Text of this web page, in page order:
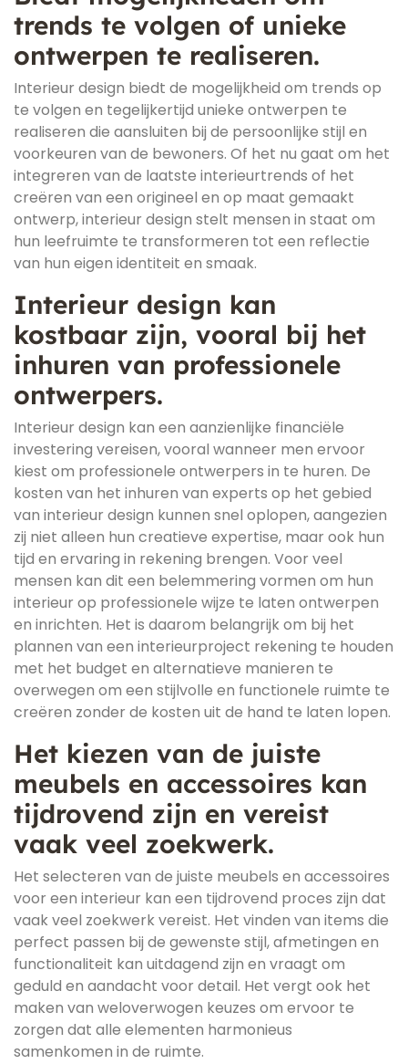
trends te volgen of unieke
ontwerpen te realiseren.
Interieur design biedt de mogelijkheid om trends op
te volgen en tegelijkertijd unieke ontwerpen te
realiseren die aansluiten bij de persoonlijke stijl en
voorkeuren van de bewoners. Of het nu gaat om het
integreren van de laatste interieurtrends of het
creëren van een origineel en op maat gemaakt
ontwerp, interieur design stelt mensen in staat om
hun leefruimte te transformeren tot een reflectie
van hun eigen identiteit en smaak.
Interieur design kan
kostbaar zijn, vooral bij het
inhuren van professionele
ontwerpers.
Interieur design kan een aanzienlijke financiële
investering vereisen, vooral wanneer men ervoor
kiest om professionele ontwerpers in te huren. De
kosten van het inhuren van experts op het gebied
van interieur design kunnen snel oplopen, aangezien
zij niet alleen hun creatieve expertise, maar ook hun
tijd en ervaring in rekening brengen. Voor veel
mensen kan dit een belemmering vormen om hun
interieur op professionele wijze te laten ontwerpen
en inrichten. Het is daarom belangrijk om bij het
plannen van een interieurproject rekening te houden
met het budget en alternatieve manieren te
overwegen om een stijlvolle en functionele ruimte te
creëren zonder de kosten uit de hand te laten lopen.
Het kiezen van de juiste
meubels en accessoires kan
tijdrovend zijn en vereist
vaak veel zoekwerk.
Het selecteren van de juiste meubels en accessoires
voor een interieur kan een tijdrovend proces zijn dat
vaak veel zoekwerk vereist. Het vinden van items die
perfect passen bij de gewenste stijl, afmetingen en
functionaliteit kan uitdagend zijn en vraagt om
geduld en aandacht voor detail. Het vergt ook het
maken van weloverwogen keuzes om ervoor te
zorgen dat alle elementen harmonieus
samenkomen in de ruimte.